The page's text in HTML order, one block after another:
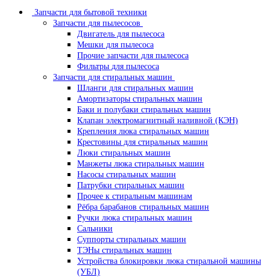
Запчасти для бытовой техники
Запчасти для пылесосов
Двигатель для пылесоса
Мешки для пылесоса
Прочие запчасти для пылесоса
Фильтры для пылесоса
Запчасти для стиральных машин
Шланги для стиральных машин
Амортизаторы стиральных машин
Баки и полубаки стиральных машин
Клапан электромагнитный наливной (КЭН)
Крепления люка стиральных машин
Крестовины для стиральных машин
Люки стиральных машин
Манжеты люка стиральных машин
Насосы стиральных машин
Патрубки стиральных машин
Прочее к стиральным машинам
Рёбра барабанов стиральных машин
Ручки люка стиральных машин
Сальники
Суппорты стиральных машин
ТЭНы стиральных машин
Устройства блокировки люка стиральной машины
(УБЛ)